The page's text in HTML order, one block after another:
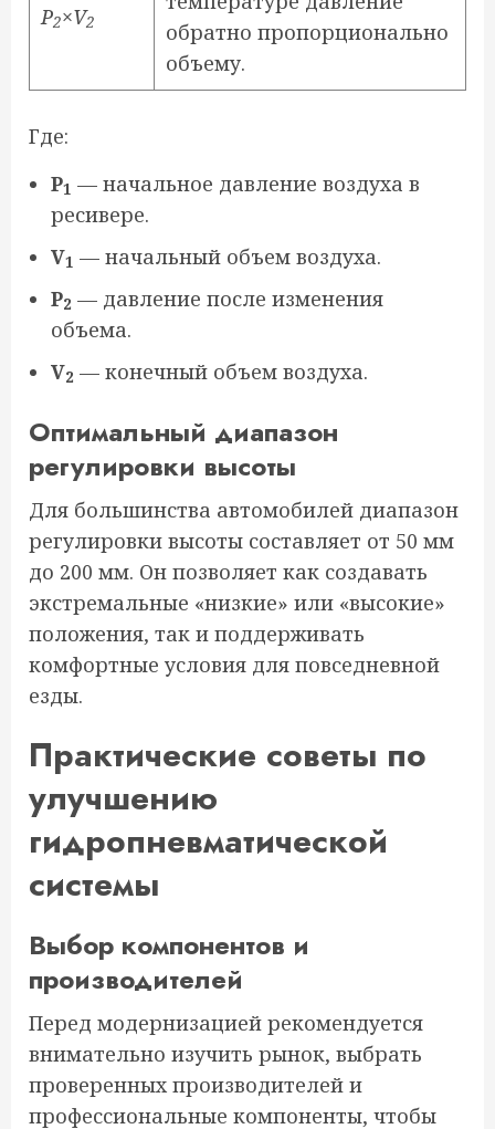
P2×V2
обратно пропорционально
объему.
Где:
P1 — начальное давление воздуха в
ресивере.
V1 — начальный объем воздуха.
P2 — давление после изменения
объема.
V2 — конечный объем воздуха.
Оптимальный диапазон
регулировки высоты
Для большинства автомобилей диапазон
регулировки высоты составляет от 50 мм
до 200 мм. Он позволяет как создавать
экстремальные «низкие» или «высокие»
положения, так и поддерживать
комфортные условия для повседневной
езды.
Практические советы по
улучшению
гидропневматической
системы
Выбор компонентов и
производителей
Перед модернизацией рекомендуется
внимательно изучить рынок, выбрать
проверенных производителей и
профессиональные компоненты, чтобы